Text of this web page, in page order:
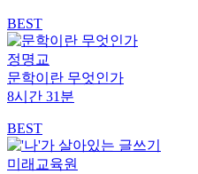
BEST
정명교
문학이란 무엇인가
8시간 31분
BEST
미래교육원